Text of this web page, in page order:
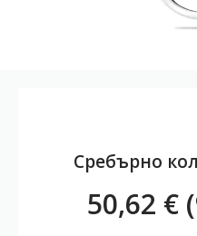
Сребърно
50,62 €